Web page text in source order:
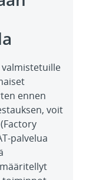
ennen
voit
palvelua